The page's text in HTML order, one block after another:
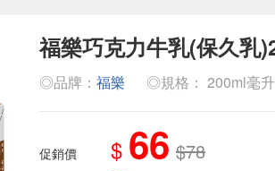
福樂巧克力牛乳(保久乳
◎品牌： 福樂 ◎規格： 200ml毫
促銷價 $ 66 $78